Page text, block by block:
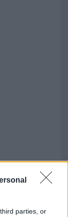
parties, or